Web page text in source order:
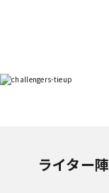
ライター陣